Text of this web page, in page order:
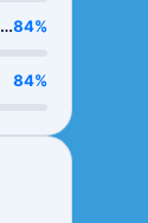
84%
84%